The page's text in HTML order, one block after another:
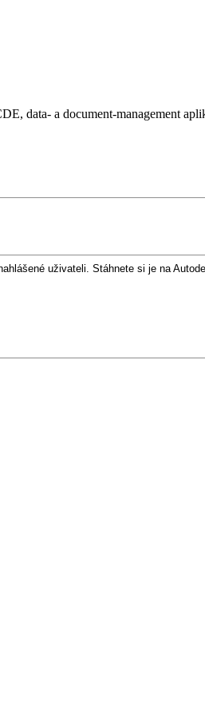
data- a document-management
uživateli. Stáhnete si je na